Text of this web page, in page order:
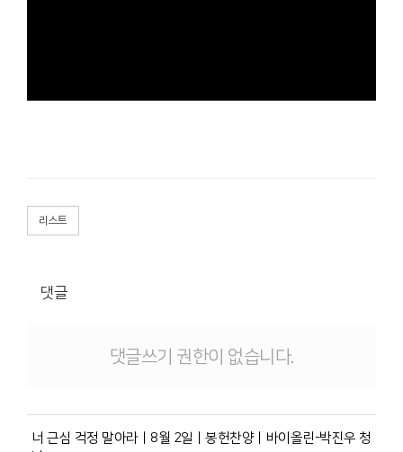
리스트
댓글
댓글쓰기 권한이 없습니다.
너 근심 걱정 말아라ㅣ8월 2일ㅣ봉헌찬양ㅣ바이올린-박진우 청